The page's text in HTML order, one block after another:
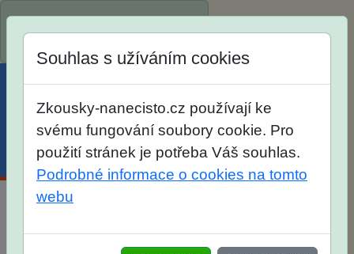
Menu Účet Košík
Souhlas s užíváním cookies
Zkousky-nanecisto.cz používají ke
svému fungování soubory cookie. Pro
použití stránek je potřeba Váš souhlas.
Podrobné informace o cookies na tomto
webu